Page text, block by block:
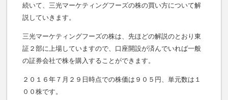
続いて、三光マーケティングフーズの株の買い方について解
説していきます。
三光マーケティングフーズの株は、先ほどの解説のとおり東
証２部に上場していますので、口座開設が済んでいれば一般
の証券会社で株を購入することができます。
２０１６年７月２９日時点での株価は９０５円、単元数は１
００株です。